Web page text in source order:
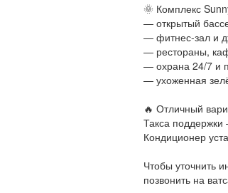
🌞 Комплекс
— открытый
— фитнес-зал и
— рестораны,
— охрана 24/7 и
— ухоженная
🔥 Отличный
Такса
Кондиционер
Чтобы уточнить
позвонить на